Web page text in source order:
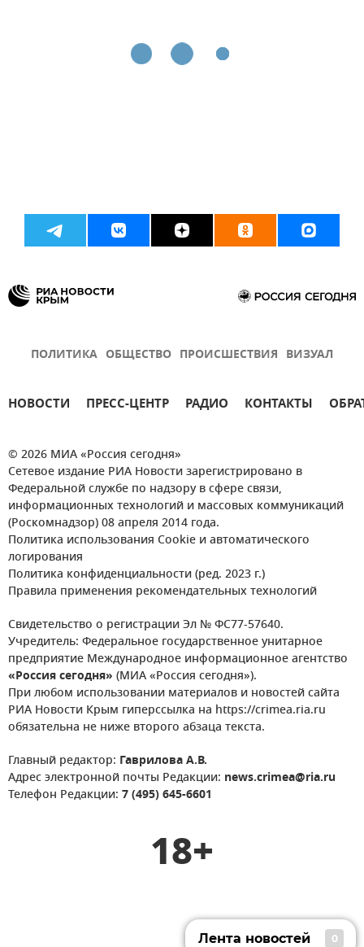
ПОЛИТИКА ОБЩЕСТВО ПРОИСШЕСТВИЯ ВИЗУАЛ
НОВОСТИ ПРЕСС-ЦЕНТР РАДИО КОНТАКТЫ
© 2026 МИА «Россия сегодня»
Сетевое издание РИА Новости зарегистрировано в
Федеральной службе по надзору в сфере связи,
информационных технологий и массовых коммуникаций
(Роскомнадзор) 08 апреля 2014 года.
Политика использования Cookie и автоматического
логирования
Политика конфиденциальности (ред. 2023 г.)
Правила применения рекомендательных технологий
Свидетельство о регистрации Эл № ФС77-57640.
Учредитель: Федеральное государственное унитарное
предприятие Международное информационное агентство
«Россия сегодня» (МИА «Россия сегодня»).
При любом использовании материалов и новостей сайта
РИА Новости Крым гиперссылка на https://crimea.ria.ru
обязательна не ниже второго абзаца текста.
Главный редактор: Гаврилова А.В.
Адрес электронной почты Редакции: news.crimea@ria.ru
Телефон Редакции: 7 (495) 645-6601
18+
Лента новостей 0